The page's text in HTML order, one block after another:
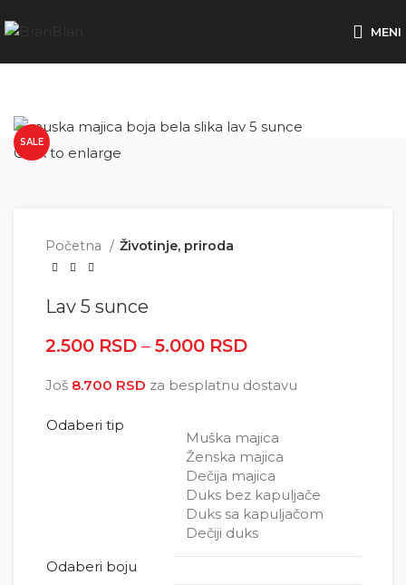
MENI
SALE
Click to enlarge
Početna Životinje, priroda
Lav 5 sunce
2.500 RSD – 5.000 RSD
5.000 RSD
Još 8.700 RSD za besplatnu dostavu
Odaberi tip
Muška majica
Ženska majica
Dečija majica
Duks bez kapuljače
Duks sa kapuljačom
Dečiji duks
Odaberi boju